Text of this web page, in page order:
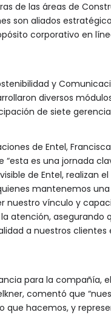
de las áreas de
son aliados
corporativo en
y
diversos
de siete
de Entel,
es una jornada
de Entel, realizan
mantenemos
nuestro vínculo y
atención, asegurando
a nuestros clientes
para la compañía,
comentó que
que hacemos, y